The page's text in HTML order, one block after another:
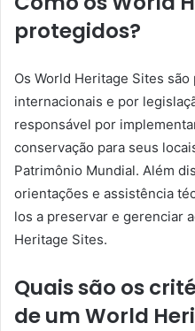
protegidos?
Os World Heritage Sites
internacionais e por
responsável por
conservação para seus
Patrimônio Mundial. Além
orientações e assistência
los a preservar e gerenciar
Heritage Sites.
Quais são os
de um World